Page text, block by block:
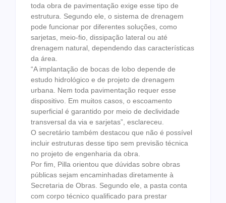
toda obra de pavimentação exige esse tipo de
estrutura. Segundo ele, o sistema de drenagem
pode funcionar por diferentes soluções, como
sarjetas, meio-fio, dissipação lateral ou até
drenagem natural, dependendo das características
da área.
“A implantação de bocas de lobo depende de
estudo hidrológico e de projeto de drenagem
urbana. Nem toda pavimentação requer esse
dispositivo. Em muitos casos, o escoamento
superficial é garantido por meio de declividade
transversal da via e sarjetas”, esclareceu.
O secretário também destacou que não é possível
incluir estruturas desse tipo sem previsão técnica
no projeto de engenharia da obra.
Por fim, Pilla orientou que dúvidas sobre obras
públicas sejam encaminhadas diretamente à
Secretaria de Obras. Segundo ele, a pasta conta
com corpo técnico qualificado para prestar